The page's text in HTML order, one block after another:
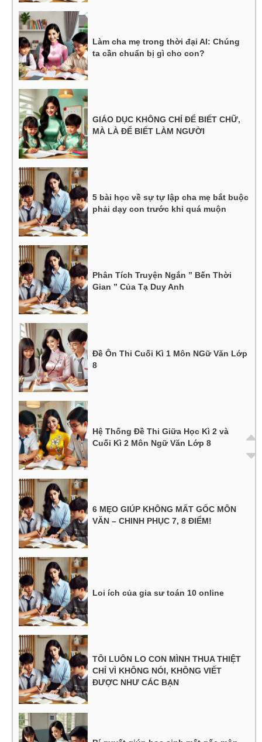
Làm cha mẹ trong thời đại AI: Chúng
ta cần chuẩn bị gì cho con?
GIÁO DỤC KHÔNG CHỈ ĐỂ BIẾT CHỮ,
MÀ LÀ ĐỂ BIẾT LÀM NGƯỜI
5 bài học về sự tự lập cha mẹ bắt buộc
phải dạy con trước khi quá muộn
Phân Tích Truyện Ngắn ” Bến Thời
Gian ” Của Tạ Duy Anh
Đề Ôn Thi Cuối Kì 1 Môn NGữ Văn Lớp
8
Hệ Thống Đề Thi Giữa Học Kì 2 và
Cuối Kì 2 Môn Ngữ Văn Lớp 8
6 MẸO GIÚP KHÔNG MẤT GỐC MÔN
VĂN – CHINH PHỤC 7, 8 ĐIỂM!
Loi ích của gia sư toán 10 online
TÔI LUÔN LO CON MÌNH THUA THIỆT
CHỈ VÌ KHÔNG NÓI, KHÔNG VIẾT
ĐƯỢC NHƯ CÁC BẠN